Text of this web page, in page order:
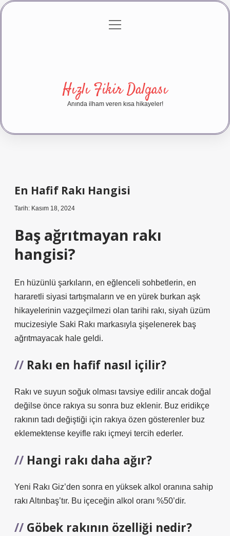
Gizlilik Politikası
menüyü
Hızlı Fikir Dalgası
Anında ilham veren kısa hikayeler!
En Hafif Rakı Hangisi
Tarih: Kasım 18, 2024
Baş ağrıtmayan rakı
hangisi?
En hüzünlü şarkıların, en eğlenceli sohbetlerin, en
hararetli siyasi tartışmaların ve en yürek burkan aşk
hikayelerinin vazgeçilmezi olan tarihi rakı, siyah üzüm
mucizesiyle Saki Rakı markasıyla şişelenerek baş
ağrıtmayacak hale geldi.
Rakı en hafif nasıl içilir?
Rakı ve suyun soğuk olması tavsiye edilir ancak doğal
değilse önce rakıya su sonra buz eklenir. Buz eridikçe
rakının tadı değiştiği için rakıya özen gösterenler buz
eklemektense keyifle rakı içmeyi tercih ederler.
Hangi rakı daha ağır?
Yeni Rakı Giz’den sonra en yüksek alkol oranına sahip
rakı Altınbaş’tır. Bu içeceğin alkol oranı %50’dir.
Göbek rakının özelliği nedir?